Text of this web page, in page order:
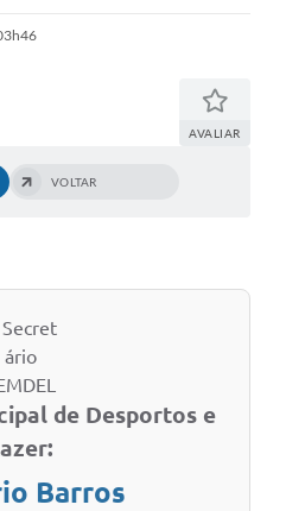
AVALIAR
VOLTAR
de Desportos e
Barros